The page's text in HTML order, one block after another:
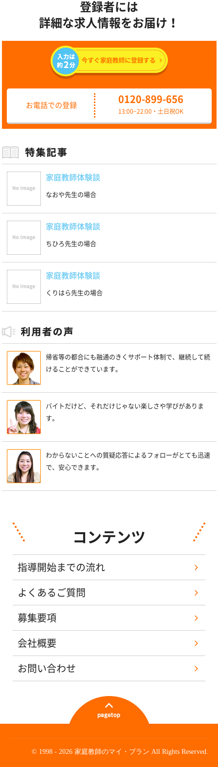
登録者には
詳細な求人情報をお届け！
お電話での登録
0120-899-656
13:00~22:00・土日祝OK
家庭教師体験談
なおや先生の場合
家庭教師体験談
ちひろ先生の場合
家庭教師体験談
くりはら先生の場合
帰省等の都合にも融通のきくサポート体制で、継続して続
けることができています。
バイトだけど、それだけじゃない楽しさや学びがありま
す。
わからないことへの質疑応答によるフォローがとても迅速
で、安心できます。
コンテンツ
指導開始までの流れ
よくあるご質問
募集要項
会社概要
お問い合わせ
© 1998 - 2026 家庭教師のマイ・プラン All Rights Reserved.